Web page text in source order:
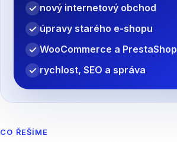
✓ nový internetový obchod
✓ úpravy starého e-shopu
✓ WooCommerce a PrestaShop
✓ rychlost, SEO a správa
CO ŘEŠÍME